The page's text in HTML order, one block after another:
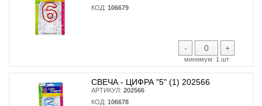
КОД: 106679
- +
минимум: 1 шт
СВЕЧА - ЦИФРА "5" (1) 202566
АРТИКУЛ: 202566
КОД: 106678